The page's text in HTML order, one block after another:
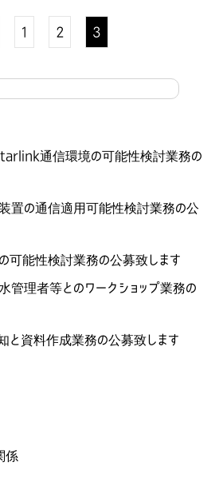
1 2 3
通信環境の可能性検討業務の
置の通信適用可能性検討業務の公
可能性検討業務の公募致します
管理者等とのワークショップ業務の
と資料作成業務の公募致します
係